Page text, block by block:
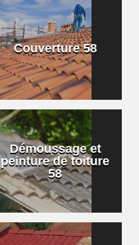
Couverture 58
Démoussage et
peinture de toiture
58